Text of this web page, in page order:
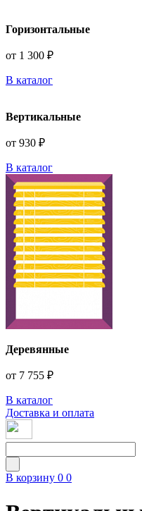
Горизонтальные
от 1 300 ₽
В каталог
Вертикальные
от 930 ₽
В каталог
Деревянные
от 7 755 ₽
В каталог
Доставка и оплата
В корзину 0 0